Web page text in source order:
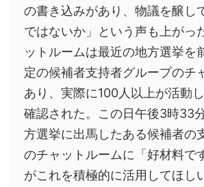
の書き込みがあり、物議を醸し
ではないか」という声も上がっ
ットルームは最近の地方選挙を
定の候補者支持者グループのチ
あり、実際に100人以上が活動
確認された。この日午後3時33
方選挙に出馬したある候補者の
のチャットルームに「好材料
がこれを積極的に活用してほし